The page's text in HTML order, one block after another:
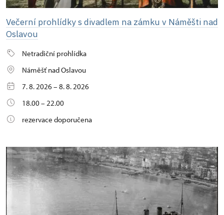
Večerní prohlídky s divadlem na zámku v Náměšti nad
Oslavou
Netradiční prohlídka
Náměšť nad Oslavou
7. 8. 2026 – 8. 8. 2026
18.00 – 22.00
rezervace doporučena